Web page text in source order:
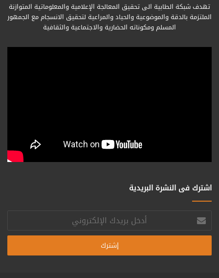
تهدف شبكة الطابية الى تحقيق المعالجة الإعلامية والمعلوماتية المتوازنة
الملتزمة بالدقة والموضوعية والحياد والمراعية لتحقيق الانسجام مع الجمهور
المسلم ومكوناته الحضارية والاجتماعية والثقافية
اشترك فى النشرة البريدية
أدخل
بريدك
الإلكتروني